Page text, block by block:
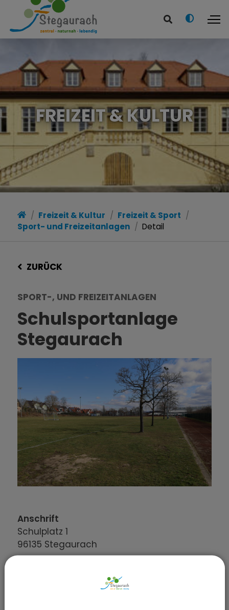
FREIZEIT & KULTUR
Freizeit & Kultur
Freizeit & Sport
Sport- und Freizeitanlagen
Detail
ZURÜCK
SPORT-, UND FREIZEITANLAGEN
Schulsportanlage
Stegaurach
Anschrift
Schulplatz1
96135 Stegaurach